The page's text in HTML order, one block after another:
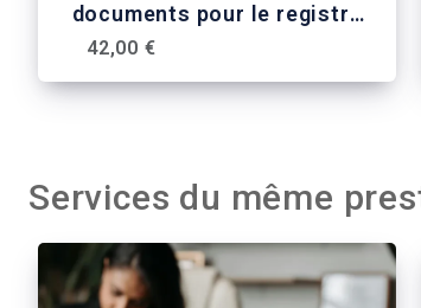
documents pour le registre
du commerce (statuts, kbis,
42,00 €
Services du même